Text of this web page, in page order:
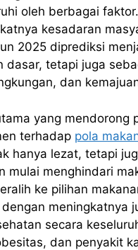
oleh berbagai
kesadaran
2025 diprediksi
dasar, tetapi juga
dan
yang mendorong
terhadap pola
hanya lezat, tetapi
mulai menghindari
ke pilihan
meningkatnya
secara
dan penyakit